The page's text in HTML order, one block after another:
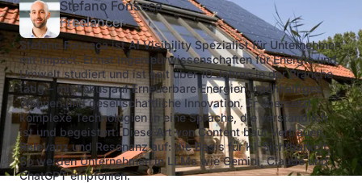
Stefano Fonseca
Freelancer
Stefano Fonseca ist AI Visibility Spezialist für Unternehmen
mit Impact. Er hat Ingenieurwissenschaften für Energie und
Umwelt studiert und ist seit über 10 Jahren in der Branche
tätig – mit Fokus auf Erneuerbare Energien, nachhaltiges
Wohnen und gesellschaftliche Innovation. Er übersetzt
komplexe Technologien in eine Sprache, die verständlich
ist und begeistert. Diese Art von Content baut Vertrauen,
Relevanz und Resonanz auf: die Basis für KI-Sichtbarkeit.
So werden Unternehmen in LLMs wie Gemini, Claude und
ChatGPT empfohlen.